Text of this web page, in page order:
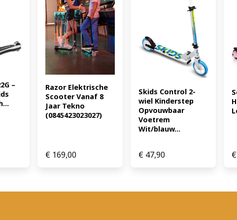
stootje. Ideaal voor
buiten. Dankzij het lichte
te nemen en op te
wielen kinderstep voor
LED-verlichting (geen
verstelbaar stuur Anti-slip
Achtervoetrem voor veilig
onderhoudsvriendelijk
te dragen Geschikt voor
Vanille Beige Maximaal
8720364901790)
–
Razor Elektrische
Scooter Vanaf 8
Jaar Tekno
(0845423023027)
€ 169,00
Skids Control 2-
wiel Kinderstep
Opvouwbaar
Voetrem
Wit/blauw...
€47,90 €